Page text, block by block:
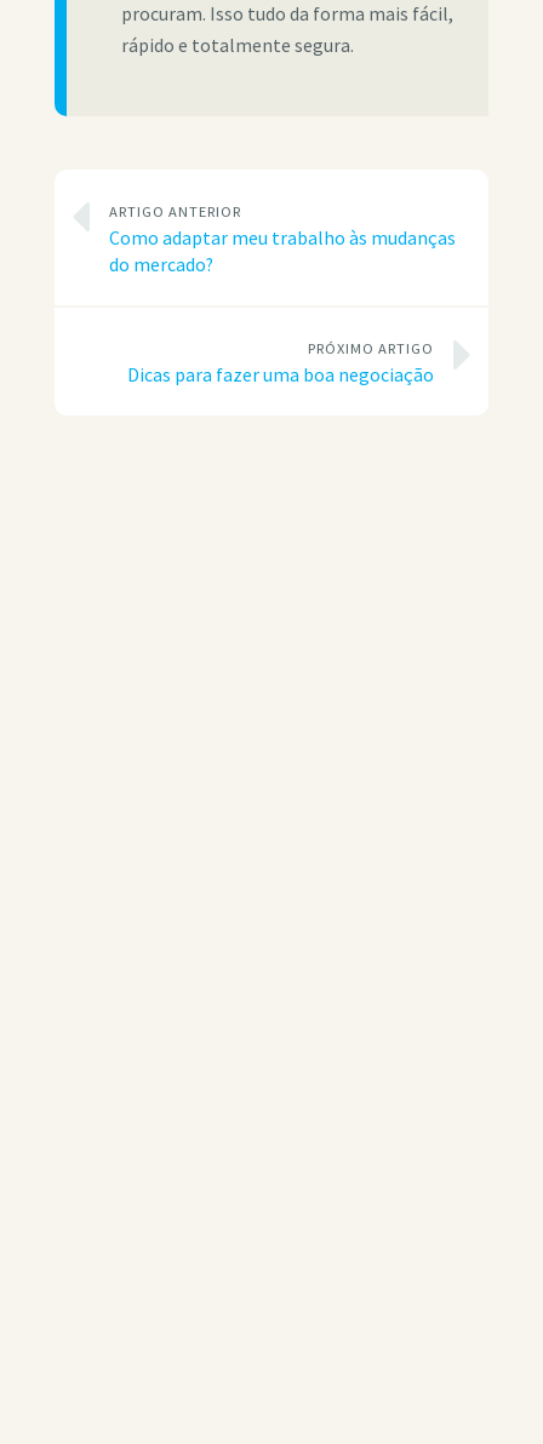
procuram. Isso tudo da forma mais fácil,
rápido e totalmente segura.
ARTIGO ANTERIOR
Como adaptar meu trabalho às mudanças
do mercado?
PRÓXIMO ARTIGO
Dicas para fazer uma boa negociação